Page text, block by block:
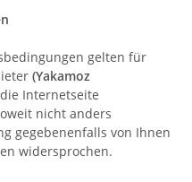
gelten für
(Yakamoz
Internetseite
nicht anders
gegebenenfalls von Ihnen
widersprochen.